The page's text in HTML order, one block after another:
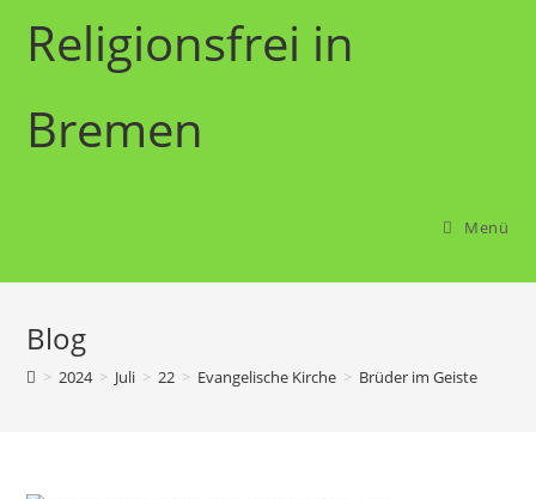
InhaltReligionsfrei in
Bremen
Menü
Blog
> 2024 > Juli > 22 > Evangelische Kirche > Brüder im Geiste